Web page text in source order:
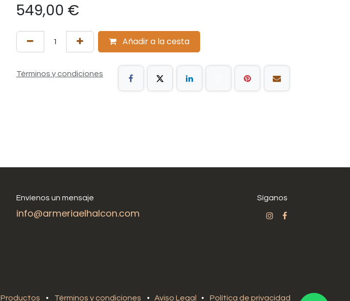
549,00 €
Añadir a la cesta
Términos y condiciones
Envíenos un mensaje
info@armeriaelhalcon.com
Síganos
Productos • Términos y condiciones • Aviso Legal • Política de privacidad